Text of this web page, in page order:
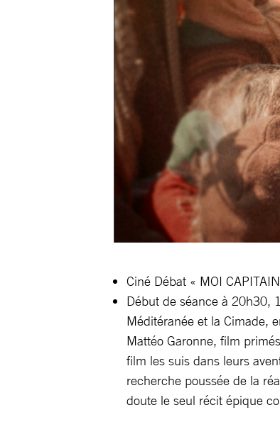
Ciné Débat « MOI
Début de séance à 20h30,
Méditéranée et la Cimade,
Mattéo Garonne, film
film les suis dans leurs
recherche poussée de la
doute le seul récit épique